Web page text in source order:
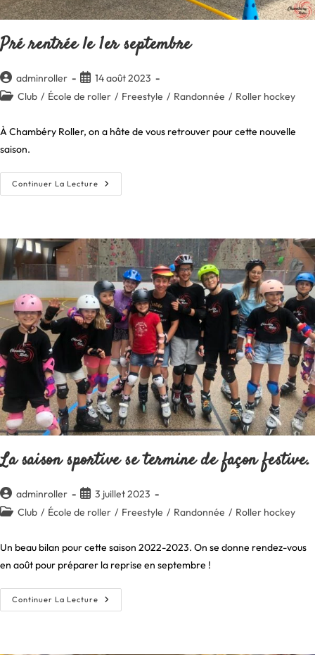
Pré rentrée le 1er septembre
Auteur/autrice
de
adminroller
Publication
publiée :
14 août 2023
PostClub / École de roller / Freestyle / Randonnée / Roller hockey
À Chambéry Roller, on a hâte de vous retrouver pour cette nouvelle
saison.
Continuer La Lecture Pré
Rentrée
La saison sportive se termine de façon festive.
Auteur/autrice
de
adminroller
Publication
publiée :
3 juillet 2023
PostClub / École de roller / Freestyle / Randonnée / Roller hockey
Un beau bilan pour cette saison 2022-2023. On se donne rendez-vous
en août pour préparer la reprise en septembre !
Continuer La Lecture La
Saison